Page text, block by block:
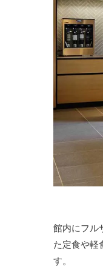
館内にフル
た定食や軽
す。